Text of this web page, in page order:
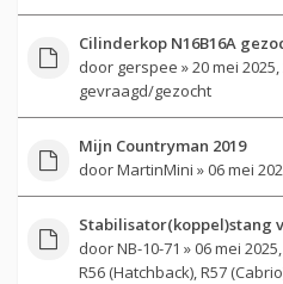
Cilinderkop N16B16A
door gerspee » 20 mei 2025,
gevraagd/gezocht
Mijn Countryman 2019
doorMartinMini » 06 mei
Stabilisator(koppel)stang
doorNB-10-71 » 06 mei
R56 (Hatchback), R57